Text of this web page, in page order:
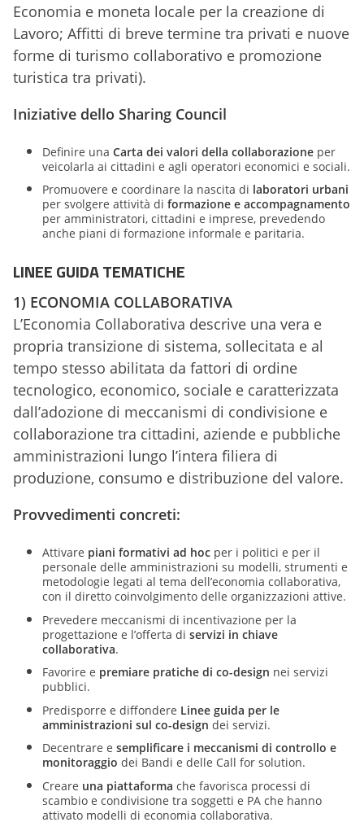
Economia e moneta locale per la creazione di
Lavoro; Affitti di breve termine tra privati e nuove
forme di turismo collaborativo e promozione
turistica tra privati).
Iniziative dello Sharing Council
Definire una Carta dei valori della collaborazione per
veicolarla ai cittadini e agli operatori economici e sociali.
Promuovere e coordinare la nascita di laboratori urbani
per svolgere attività di formazione e accompagnamento
per amministratori, cittadini e imprese, prevedendo
anche piani di formazione informale e paritaria.
LINEE GUIDA TEMATICHE
1) ECONOMIA COLLABORATIVA
L’Economia Collaborativa descrive una vera e
propria transizione di sistema, sollecitata e al
tempo stesso abilitata da fattori di ordine
tecnologico, economico, sociale e caratterizzata
dall’adozione di meccanismi di condivisione e
collaborazione tra cittadini, aziende e pubbliche
amministrazioni lungo l’intera filiera di
produzione, consumo e distribuzione del valore.
Provvedimenti concreti:
Attivare piani formativi ad hoc per i politici e per il
personale delle amministrazioni su modelli, strumenti e
metodologie legati al tema dell’economia collaborativa,
con il diretto coinvolgimento delle organizzazioni attive.
Prevedere meccanismi di incentivazione per la
progettazione e l’offerta di servizi in chiave
collaborativa.
Favorire e premiare pratiche di co-design nei servizi
pubblici.
Predisporre e diffondere Linee guida per le
amministrazioni sul co-design dei servizi.
Decentrare e semplificare i meccanismi di controllo e
monitoraggio dei Bandi e delle Call for solution.
Creare una piattaforma che favorisca processi di
scambio e condivisione tra soggetti e PA che hanno
attivato modelli di economia collaborativa.